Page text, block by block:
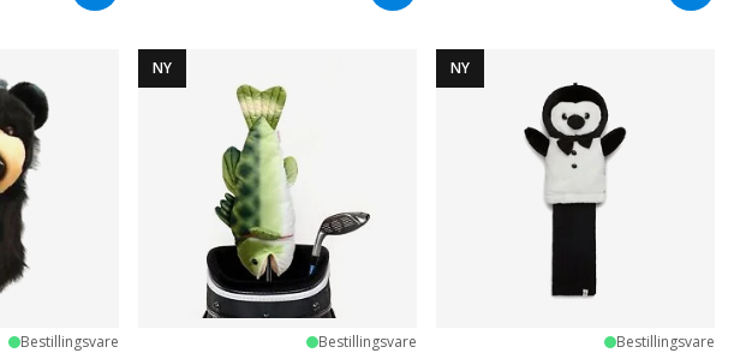
Bestillingsvare
NY
Bestillingsvare
NY
Bestillingsvare